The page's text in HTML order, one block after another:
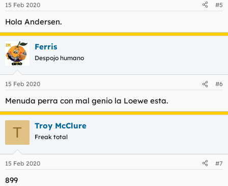
15 Feb 2020 #5
Hola Andersen.
Ferris
Despojo humano
15 Feb 2020 #6
Menuda perra con mal genio la Loewe esta.
T Troy McClure
Freak total
15 Feb 2020 #7
899